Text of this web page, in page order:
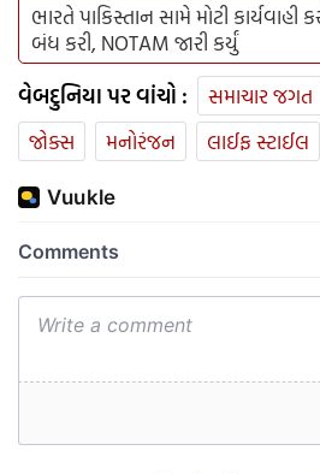
ભારતે પાકિસ્તાન સામે મોટી
બંધ કરી, NOTAM જારી કર્યું
વેબદુનિયા પર વાંચો : સમાચાર જગત
જોક્સ
મનોરંજન લાઈફ સ્ટાઈલ